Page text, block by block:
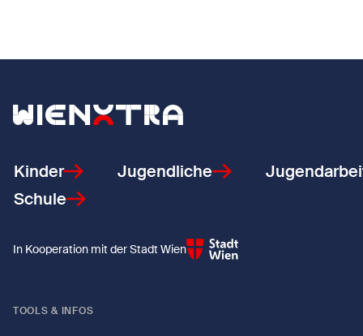
Zurück zur Startseite
Kinder Jugendliche
Schule
In Kooperation mit der Stadt Wien
TOOLS & INFOS